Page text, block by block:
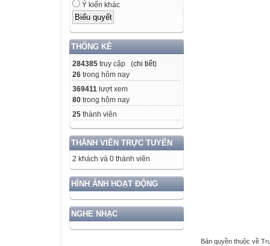
Ý kiến khác
THỐNG KÊ
284385 truy cập (chi tiết)
26 trong hôm nay
369411 lượt xem
80 trong hôm nay
25 thành viên
THÀNH VIÊN TRỰC TUYẾN
2 khách và 0 thành viên
HÌNH ẢNH HOẠT ĐỘNG
NGHE NHẠC
Bản quyền thuộc về